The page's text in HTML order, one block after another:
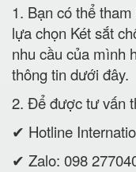
1. Bạn có thể
lựa chọn Két sắt
nhu cầu của mình
thông tin dưới đây.
2. Để được tư vấn
✔ Hotline
✔ Zalo: 098